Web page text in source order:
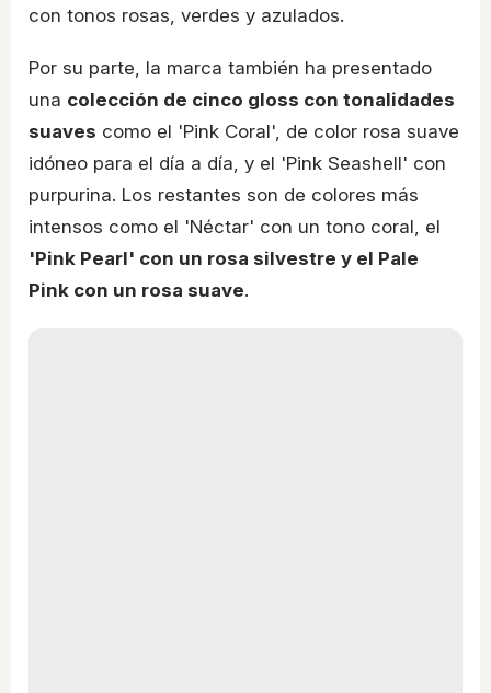
con tonos rosas, verdes y azulados.
Por su parte, la marca también ha presentado
una colección de cinco gloss con tonalidades
suaves como el 'Pink Coral', de color rosa suave
idóneo para el día a día, y el 'Pink Seashell' con
purpurina. Los restantes son de colores más
intensos como el 'Néctar' con un tono coral, el
'Pink Pearl' con un rosa silvestre y el Pale
Pink con un rosa suave.